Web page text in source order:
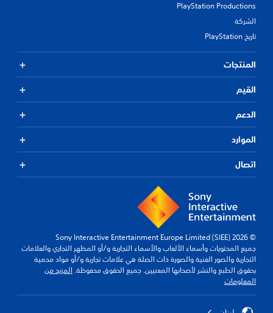
PlayStation Productions
الشركة
تاريخ PlayStation
المنتجات
القيم
الدعم
الموارد
اتصال
© 2026 Sony Interactive Entertainment Europe Limited (SIEE)
جميع المحتويات وأسماء الألعاب والأسماء التجارية و/أو المظهر التجاري والعلامات
التجارية والصور الفنية والصورة ذات الصلة هي علامات تجارية و/أو مواد محمية
بحقوق الطبع والنشر لأصحابها المعنيين. جميع الحقوق محفوظة.المزيد من
المعلومات